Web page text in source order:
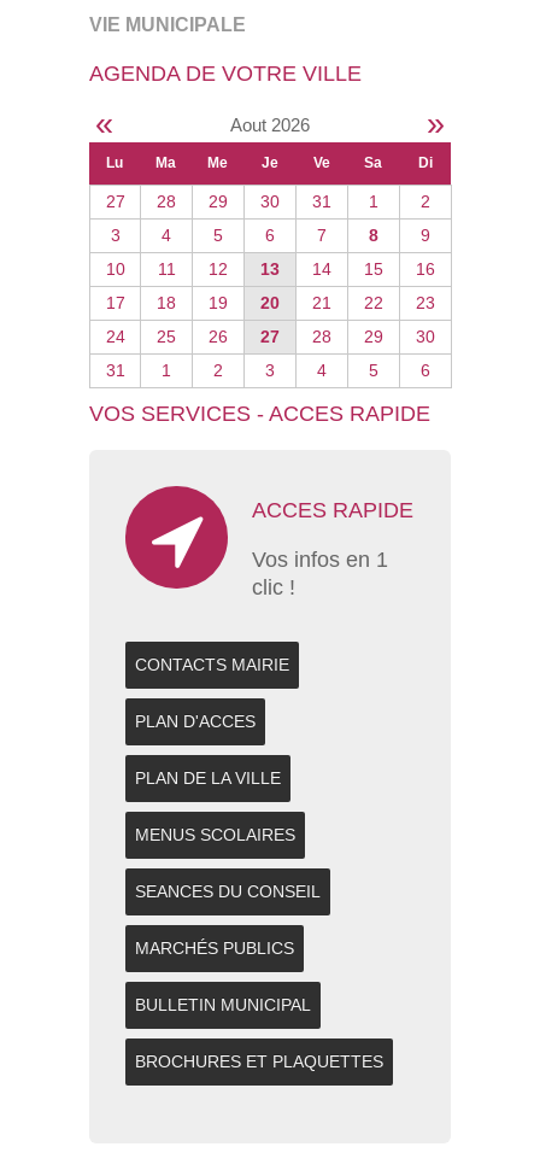
VIE MUNICIPALE
AGENDA DE VOTRE VILLE
« Aout 2026 »
Lu Ma Me Je Ve Sa Di
27 28 29 30 31 1
2
3
4 5 6 7 8
9
10
11 12 13 14 15
16
17
18 19 20 21 22
23
24
25 26 27 28 29
30
31
1 2 3 4 5 6
VOS SERVICES - ACCES RAPIDE
ACCES RAPIDE
Vos infos en 1
clic !
CONTACTS MAIRIE
PLAN D'ACCES
PLAN DE LA VILLE
MENUS SCOLAIRES
SEANCES DU CONSEIL
MARCHÉS PUBLICS
BULLETIN MUNICIPAL
BROCHURES ET PLAQUETTES